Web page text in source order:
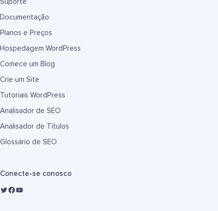
Suporte
Documentação
Planos e Preços
Hospedagem WordPress
Comece um Blog
Crie um Site
Tutoriais WordPress
Analisador de SEO
Analisador de Títulos
Glossário de SEO
Conecte-se conosco